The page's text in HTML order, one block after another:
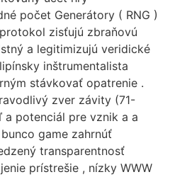
počet Generátory ( RNG )
zisťujú zbraňovú
a legitimizujú veridické
inštrumentalista
stávkovať opatrenie .
zver závity (71-
a potenciál pre vznik a a
game zahrnúť
transparentnosť
prístrešie , nízky WWW